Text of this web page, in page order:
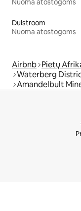
Dulstroom
Nuoma atostogoms
Airbnb Pietų
Waterberg
Amandelbult